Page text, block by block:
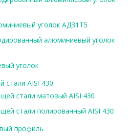
уголок АД31Т5
алюминиевый уголок
уголок
стали AISI 430
стали матовый AISI 430
стали полированный AISI 430
профиль